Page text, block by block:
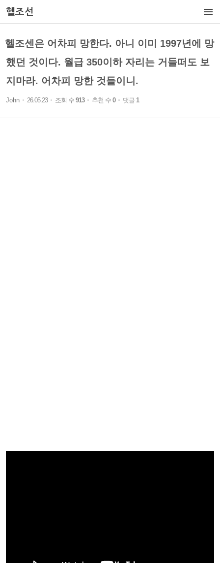

헬조선
헬조센은 어차피 망한다. 아니 이미 1997년에 망
했던 것이다. 월급 350이하 자리는 거들떠도 보
지마라. 어차피 망한 것들이니.
John 26.05.23 조회 수 913 추천 수 0 댓글 1